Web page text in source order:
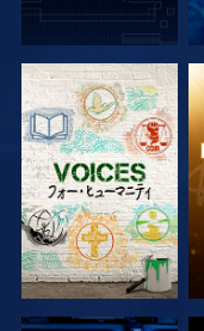
シリーズを探求